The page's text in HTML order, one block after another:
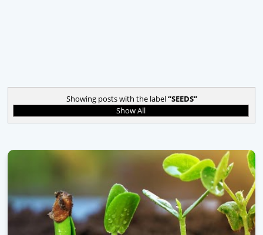
Showing posts with the label SEEDS
Show All